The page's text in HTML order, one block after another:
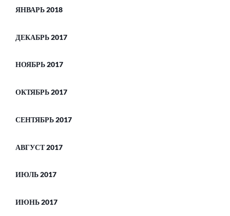
ЯНВАРЬ 2018
ДЕКАБРЬ 2017
НОЯБРЬ 2017
ОКТЯБРЬ 2017
СЕНТЯБРЬ 2017
АВГУСТ 2017
ИЮЛЬ 2017
ИЮНЬ 2017